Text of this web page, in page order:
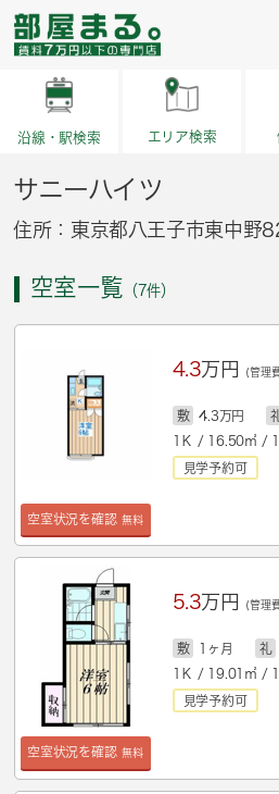
沿線・駅検索 エリア検索
サニーハイツ
住所：東京都八王子市東中野
空室一覧 （7件）
空室状況を確認 無料
4.3万円 (管理
敷 4.3万円
1Ｋ / 16.50㎡ /
見学予約可
空室状況を確認 無料
5.3 万円 (管理
敷 1ヶ月 礼
1Ｋ / 19.01㎡ /
見学予約可